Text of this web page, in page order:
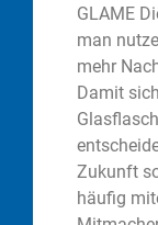
GLAME
man
mehr
Damit
Zukunft
häufig